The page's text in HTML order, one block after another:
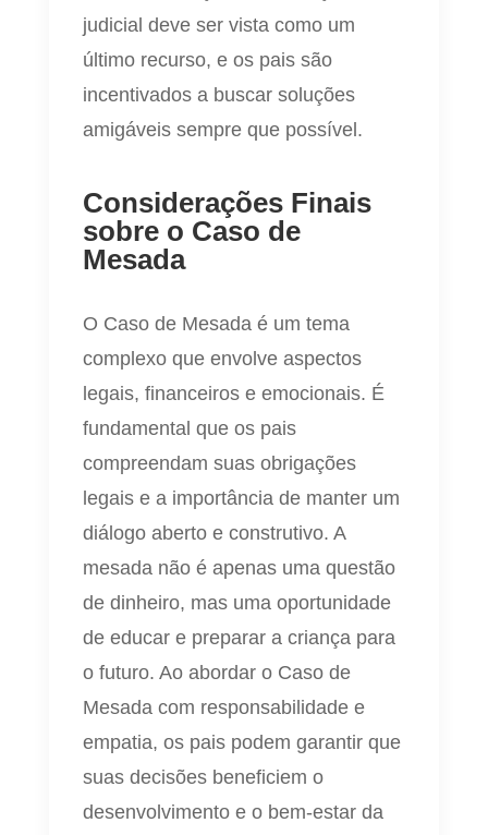
judicial deve ser vista como um
último recurso, e os pais são
incentivados a buscar soluções
amigáveis sempre que possível.
Considerações Finais
sobre o Caso de
Mesada
O Caso de Mesada é um tema
complexo que envolve aspectos
legais, financeiros e emocionais. É
fundamental que os pais
compreendam suas obrigações
legais e a importância de manter um
diálogo aberto e construtivo. A
mesada não é apenas uma questão
de dinheiro, mas uma oportunidade
de educar e preparar a criança para
o futuro. Ao abordar o Caso de
Mesada com responsabilidade e
empatia, os pais podem garantir que
suas decisões beneficiem o
desenvolvimento e o bem-estar da